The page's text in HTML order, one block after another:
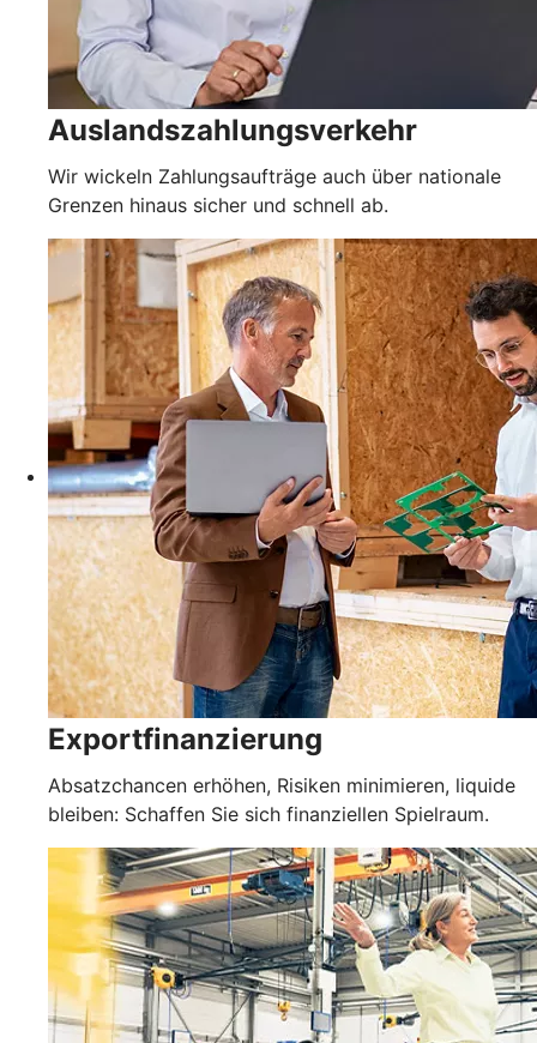
Auslandszahlungsverkehr
Wir wickeln Zahlungsaufträge auch über nationale
Grenzen hinaus sicher und schnell ab.
Exportfinanzierung
Absatzchancen erhöhen, Risiken minimieren, liquide
bleiben: Schaffen Sie sich finanziellen Spielraum.